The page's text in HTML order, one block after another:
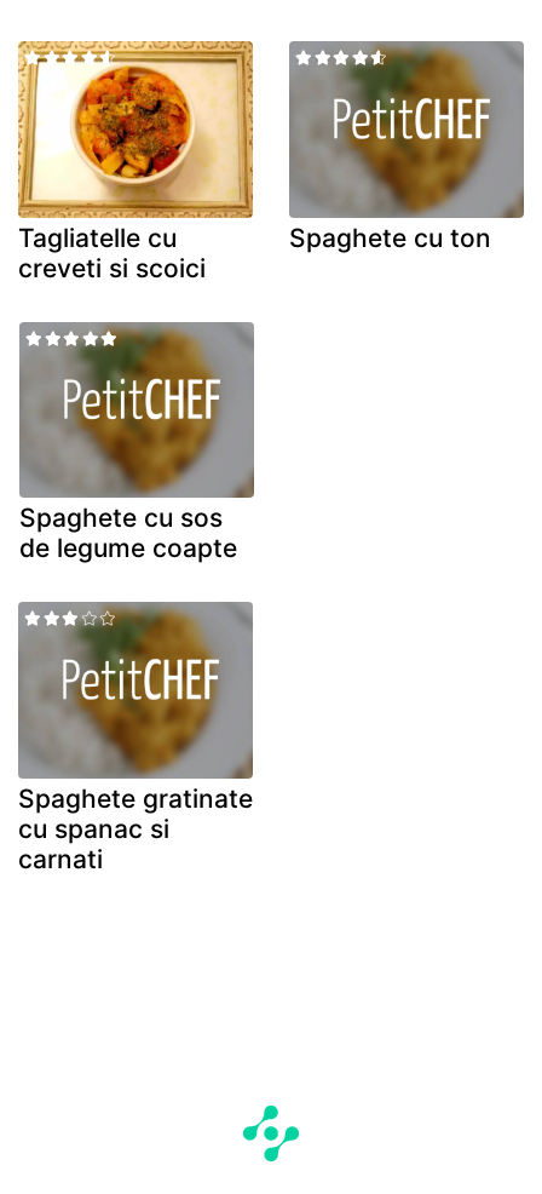
Tagliatelle cu
creveti si scoici
Spaghete cu ton
Spaghete cu sos
de legume coapte
Spaghete gratinate
cu spanac si
carnati